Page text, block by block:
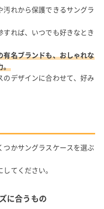
れから保護できるサングラ
れば、いつでも好きなとき
名ブランドも、おしゃれな
。
デザインに合わせて、好み
かサングラスケースを選ぶ
てください。
に合うもの